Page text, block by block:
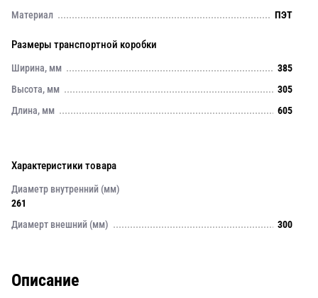
Материал
ПЭТ
Размеры транспортной коробки
Ширина, мм
385
Высота, мм
305
Длина, мм
605
Характеристики товара
Диаметр внутренний (мм)
261
Диамерт внешний (мм)
300
Описание